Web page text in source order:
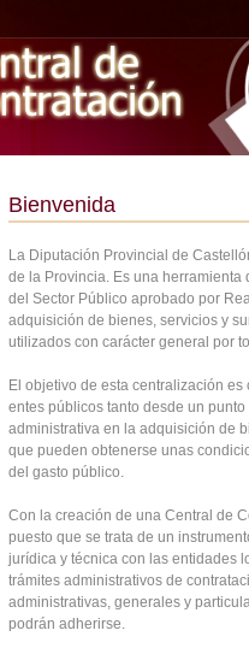
Bienvenida
La Diputación Provincial de
de la Provincia. Es una
del Sector Público aprobado por
adquisición de bienes, servicios y
utilizados con carácter general por
El objetivo de esta centralización
entes públicos tanto desde un
administrativa en la adquisición de
que pueden obtenerse unas
del gasto público.
Con la creación de una Central de
puesto que se trata de un
jurídica y técnica con las entidades
trámites administrativos de
administrativas, generales y
podrán adherirse.